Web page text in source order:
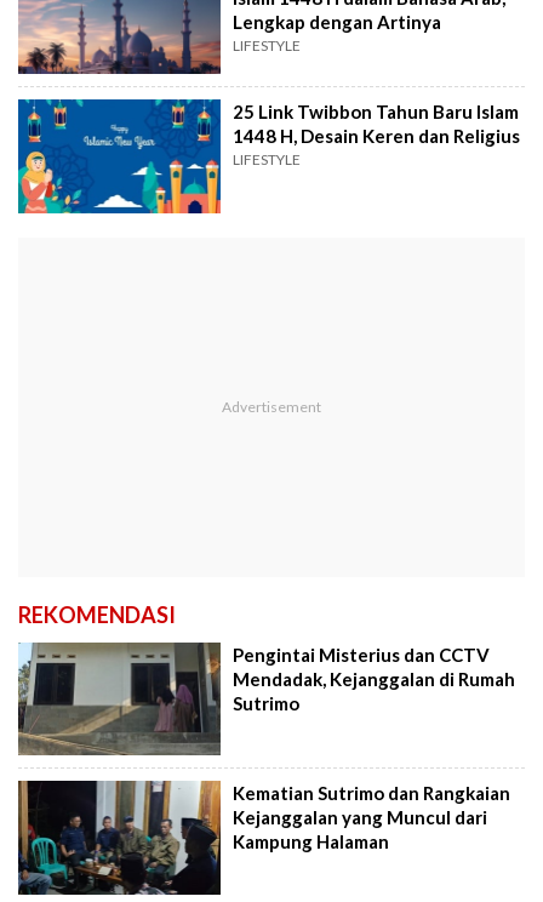
Lengkap dengan Artinya
LIFESTYLE
25 Link Twibbon Tahun Baru Islam
1448 H, Desain Keren dan Religius
LIFESTYLE
REKOMENDASI
Pengintai Misterius dan CCTV
Mendadak, Kejanggalan di Rumah
Sutrimo
Kematian Sutrimo dan Rangkaian
Kejanggalan yang Muncul dari
Kampung Halaman